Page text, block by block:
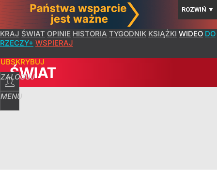
ROZWIŃ ▼
KRAJ ŚWIAT OPINIE HISTORIA TYGODNIK KSIĄŻKI WIDEO DO
RZECZY+ WSPIERAJ
ZALOGUJ
MENU
ŚWIAT